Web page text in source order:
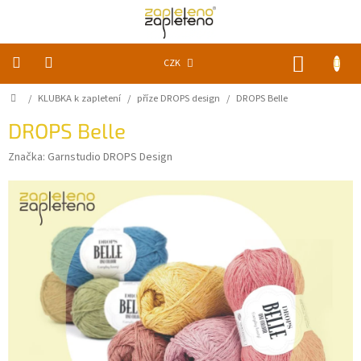
CZK
KLUBKA
zapletení
Pomůcky
Doplňky
Vychytávky
Domů
/ KLUBKA k zapletení / příze DROPS design / DROPS Belle
DROPS Belle
Značka: Garnstudio DROPS Design